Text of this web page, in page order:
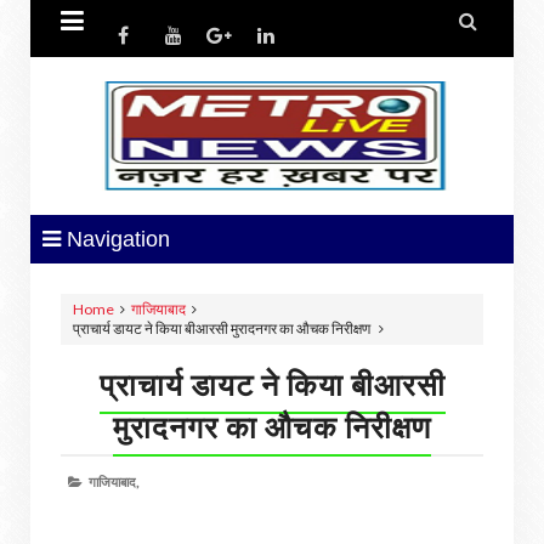
 
Navigation
Home
गाजियाबाद
प्राचार्य डायट ने किया बीआरसी मुरादनगर का औचक निरीक्षण
प्राचार्य डायट ने किया बीआरसी
मुरादनगर का औचक निरीक्षण
गाजियाबाद,